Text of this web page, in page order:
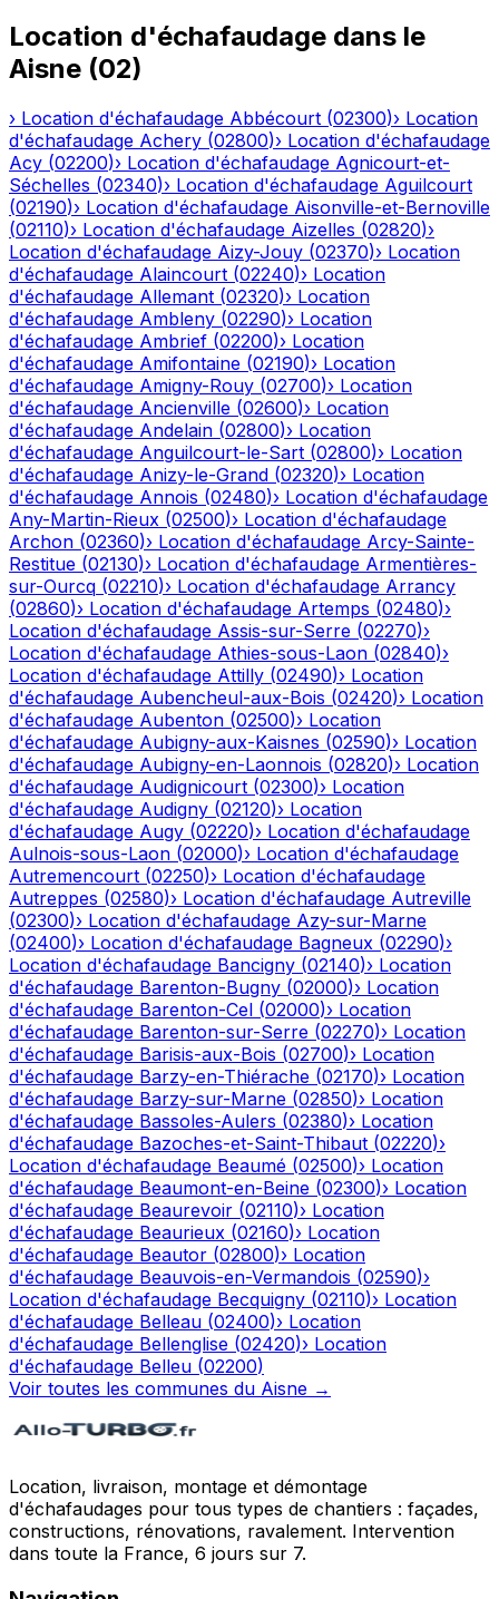
Location d'échafaudage dans le
Aisne (02)
› Location d'échafaudage Abbécourt (02300)› Location
d'échafaudage Achery (02800)› Location d'échafaudage
Acy (02200)› Location d'échafaudage Agnicourt-et-
Séchelles (02340)› Location d'échafaudage Aguilcourt
(02190)› Location d'échafaudage Aisonville-et-Bernoville
(02110)› Location d'échafaudage Aizelles (02820)›
Location d'échafaudage Aizy-Jouy (02370)› Location
d'échafaudage Alaincourt (02240)› Location
d'échafaudage Allemant (02320)› Location
d'échafaudage Ambleny (02290)› Location
d'échafaudage Ambrief (02200)› Location
d'échafaudage Amifontaine (02190)› Location
d'échafaudage Amigny-Rouy (02700)› Location
d'échafaudage Ancienville (02600)› Location
d'échafaudage Andelain (02800)› Location
d'échafaudage Anguilcourt-le-Sart (02800)› Location
d'échafaudage Anizy-le-Grand (02320)› Location
d'échafaudage Annois (02480)› Location d'échafaudage
Any-Martin-Rieux (02500)› Location d'échafaudage
Archon (02360)› Location d'échafaudage Arcy-Sainte-
Restitue (02130)› Location d'échafaudage Armentières-
sur-Ourcq (02210)› Location d'échafaudage Arrancy
(02860)› Location d'échafaudage Artemps (02480)›
Location d'échafaudage Assis-sur-Serre (02270)›
Location d'échafaudage Athies-sous-Laon (02840)›
Location d'échafaudage Attilly (02490)› Location
d'échafaudage Aubencheul-aux-Bois (02420)› Location
d'échafaudage Aubenton (02500)› Location
d'échafaudage Aubigny-aux-Kaisnes (02590)› Location
d'échafaudage Aubigny-en-Laonnois (02820)› Location
d'échafaudage Audignicourt (02300)› Location
d'échafaudage Audigny (02120)› Location
d'échafaudage Augy (02220)› Location d'échafaudage
Aulnois-sous-Laon (02000)› Location d'échafaudage
Autremencourt (02250)› Location d'échafaudage
Autreppes (02580)› Location d'échafaudage Autreville
(02300)› Location d'échafaudage Azy-sur-Marne
(02400)› Location d'échafaudage Bagneux (02290)›
Location d'échafaudage Bancigny (02140)› Location
d'échafaudage Barenton-Bugny (02000)› Location
d'échafaudage Barenton-Cel (02000)› Location
d'échafaudage Barenton-sur-Serre (02270)› Location
d'échafaudage Barisis-aux-Bois (02700)› Location
d'échafaudage Barzy-en-Thiérache (02170)› Location
d'échafaudage Barzy-sur-Marne (02850)› Location
d'échafaudage Bassoles-Aulers (02380)› Location
d'échafaudage Bazoches-et-Saint-Thibaut (02220)›
Location d'échafaudage Beaumé (02500)› Location
d'échafaudage Beaumont-en-Beine (02300)› Location
d'échafaudage Beaurevoir (02110)› Location
d'échafaudage Beaurieux (02160)› Location
d'échafaudage Beautor (02800)› Location
d'échafaudage Beauvois-en-Vermandois (02590)›
Location d'échafaudage Becquigny (02110)› Location
d'échafaudage Belleau (02400)› Location
d'échafaudage Bellenglise (02420)› Location
d'échafaudage Belleu (02200)
Voir toutes les communes du Aisne →
Location, livraison, montage et démontage
d'échafaudages pour tous types de chantiers : façades,
constructions, rénovations, ravalement. Intervention
dans toute la France, 6 jours sur 7.